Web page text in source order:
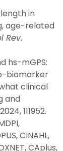
in
age-related
Rev.
hs-mGPS:
biomarker
clinical
and
111952.
CINAHL,
CAplus,